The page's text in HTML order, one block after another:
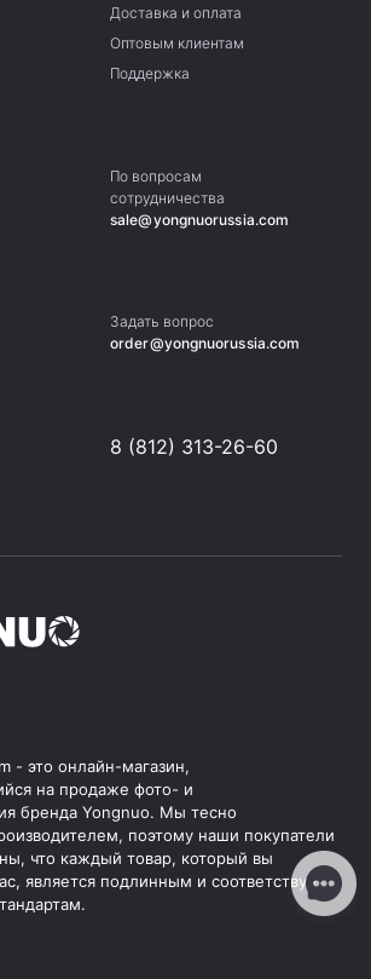
Доставка и оплата
Оптовым клиентам
Поддержка
По вопросам
сотрудничества
sale@yongnuorussia.com
Задать вопрос
order@yongnuorussia.com
8 (812) 313-26-60
- это онлайн-магазин,
на продаже фото- и
бренда Yongnuo. Мы тесно
поэтому наши покупатели
что каждый товар, который вы
является подлинным и соответствует